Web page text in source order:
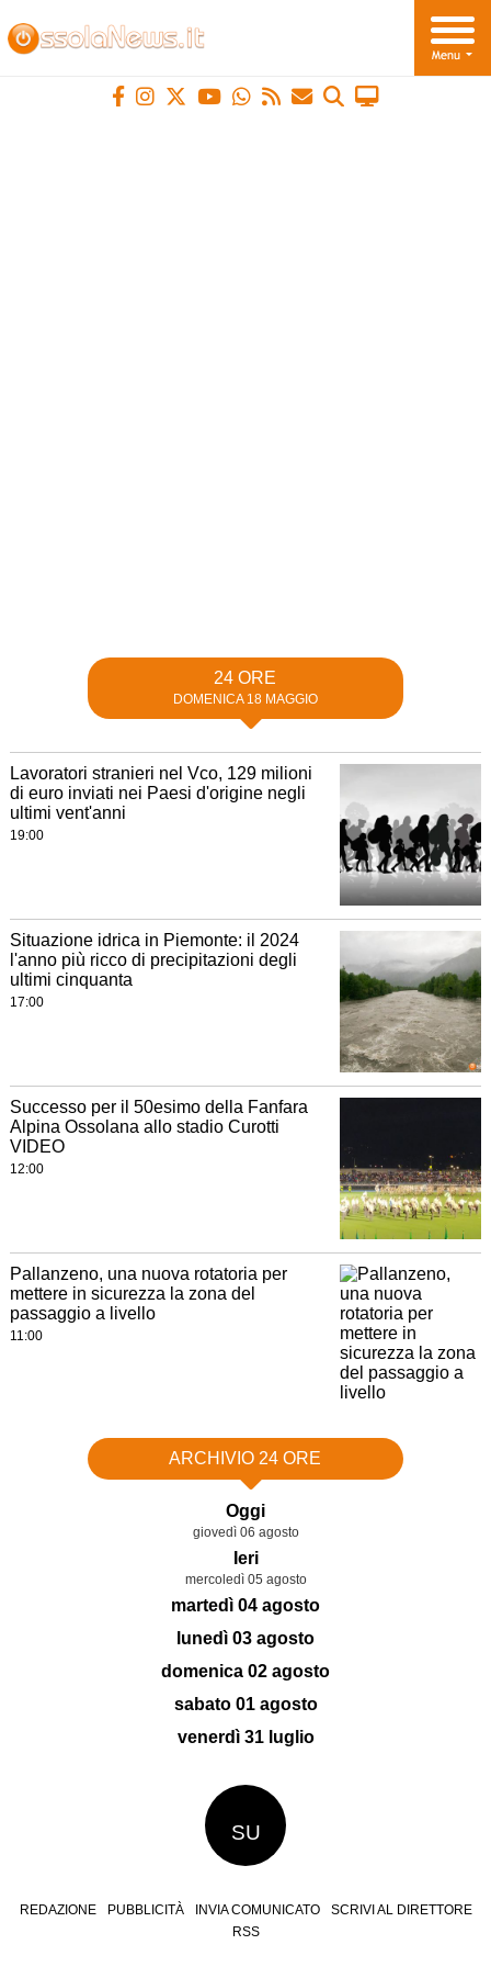
24 ORE
DOMENICA 18 MAGGIO
Lavoratori stranieri nel Vco, 129 milioni
di euro inviati nei Paesi d'origine negli
ultimi vent'anni
19:00
Situazione idrica in Piemonte: il 2024
l'anno più ricco di precipitazioni degli
ultimi cinquanta
17:00
Successo per il 50esimo della Fanfara
Alpina Ossolana allo stadio Curotti
VIDEO
12:00
Pallanzeno, una nuova rotatoria per
mettere in sicurezza la zona del
passaggio a livello
11:00
ARCHIVIO 24 ORE
Oggi
giovedì 06 agosto
Ieri
mercoledì 05 agosto
martedì 04 agosto
lunedì 03 agosto
domenica 02 agosto
sabato 01 agosto
venerdì 31 luglio
SU
REDAZIONE PUBBLICITÀ INVIA COMUNICATO
SCRIVI AL DIRETTORE
RSS